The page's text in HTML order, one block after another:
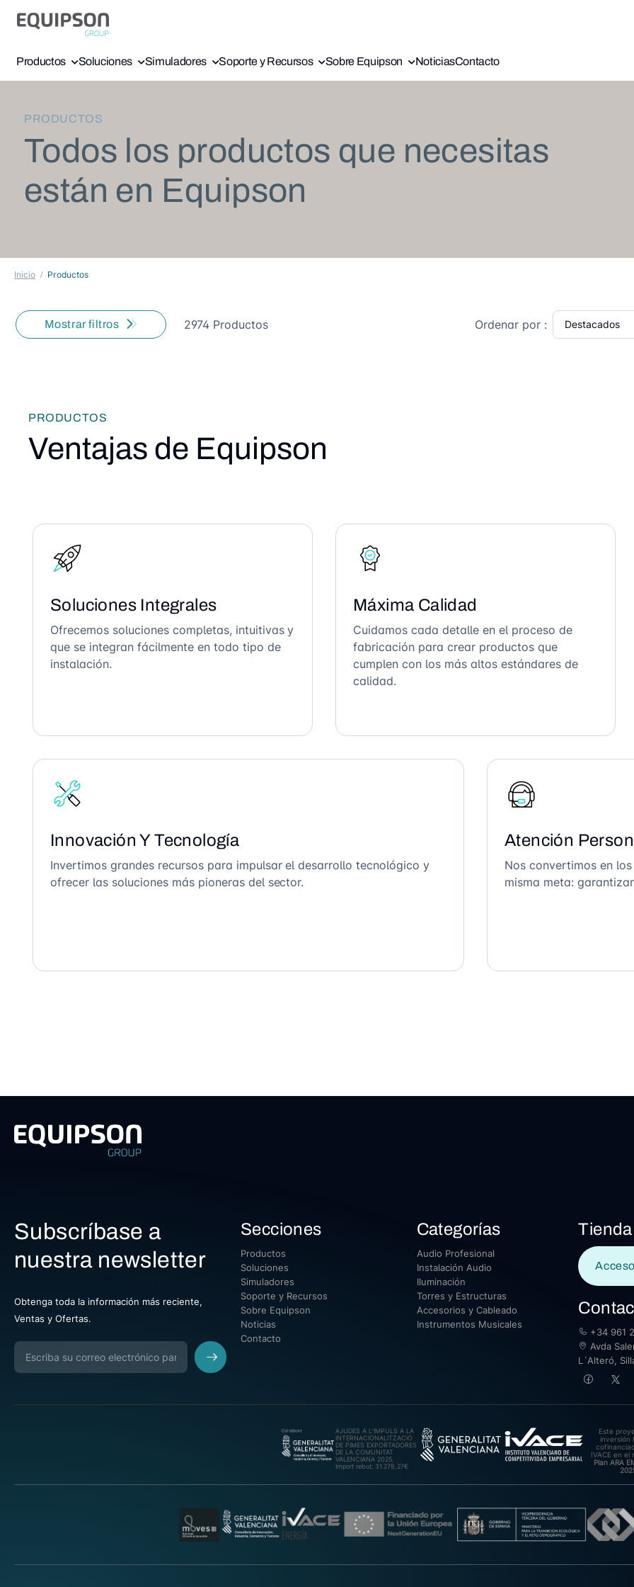
Productos Soluciones Simuladores Soporte y Recursos Sobre Equipson NoticiasContacto
PRODUCTOS
Todos los productos que necesitas
están en Equipson
Inicio Productos
Mostrar filtros 2974 Productos Ordenar por :
PRODUCTOS
Ventajas de Equipson
Soluciones Integrales
Ofrecemos soluciones completas, intuitivas y
que se integran fácilmente en todo tipo de
instalación.
Máxima Calidad
Cuidamos cada detalle en el proceso de
fabricación para crear productos que
cumplen con los más altos estándares de
calidad.
Innovación Y Tecnología
Invertimos grandes recursos para impulsar el desarrollo tecnológico y
ofrecer las soluciones más pioneras del sector.
Atención
Nos convertimos en
misma meta:
Subscríbase a
nuestra newsletter
Obtenga toda la información más reciente,
Ventas y Ofertas.
Secciones
Productos
Soluciones
Simuladores
Soporte y Recursos
Sobre Equipson
Noticias
Contacto
Categorías
Audio Profesional
Instalación Audio
Iluminación
Torres y Estructuras
Accesorios y Cableado
Instrumentos Musicales
Tienda
+34 961
Avda
L´Alteró,
AJUDES A L’IMPULS A LA
INTERNACIONALITZACIÓ
DE PIMES EXPORTADORES
DE LA COMUNITAT
VALENCIANA 2025.
Import rebut: 31.278,27€
Este
inversión
IVACE en el
Plan ARA